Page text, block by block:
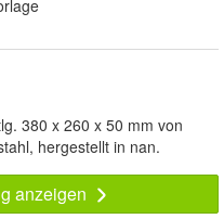
380 x 260 x 50 mm von
hergestellt in nan.
anzeigen